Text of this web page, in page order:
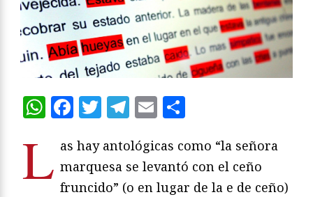
WhatsApp
Facebook
Twitter
Telegram
Email
L as hay antológicas como “la señora
marquesa se levantó con el ceño
fruncido” (o en lugar de la e de ceño)